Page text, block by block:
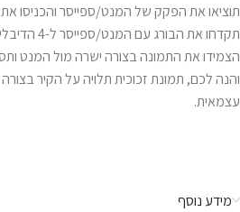
תוציאו את הפקק של המנט/ספייסר והכניסו
תקדחו את הבורג עם המנט/ספייסר ל-4 הדיבלים.
הצמידו את התמונה בצורה ישרה מול המנט
והנה לכם, תמונת זכוכית תלויה על הקיר
עצמאית.
מידע נוסף